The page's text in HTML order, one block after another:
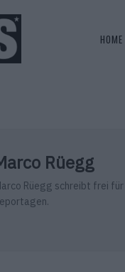
HOME
Rüegg
Rüegg schreibt frei für